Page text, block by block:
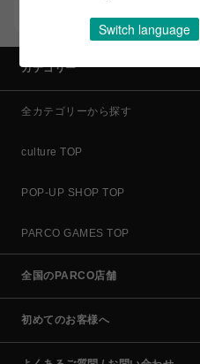
コイン＆クーポンでPARCOでの
カテゴリー
全カテゴリーから探す
culture TOP
POP-UP SHOP TOP
PARCO GAMES TOP
全国のPARCO店舗
初めてのお客様へ
Switch language